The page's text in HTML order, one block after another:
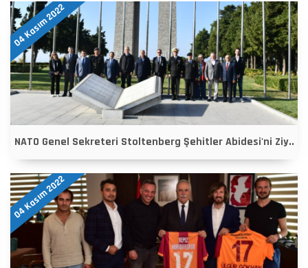
04 Kasım 2022
NATO Genel Sekreteri Stoltenberg Şehitler Abidesi'ni Ziy..
04 Kasım 2022